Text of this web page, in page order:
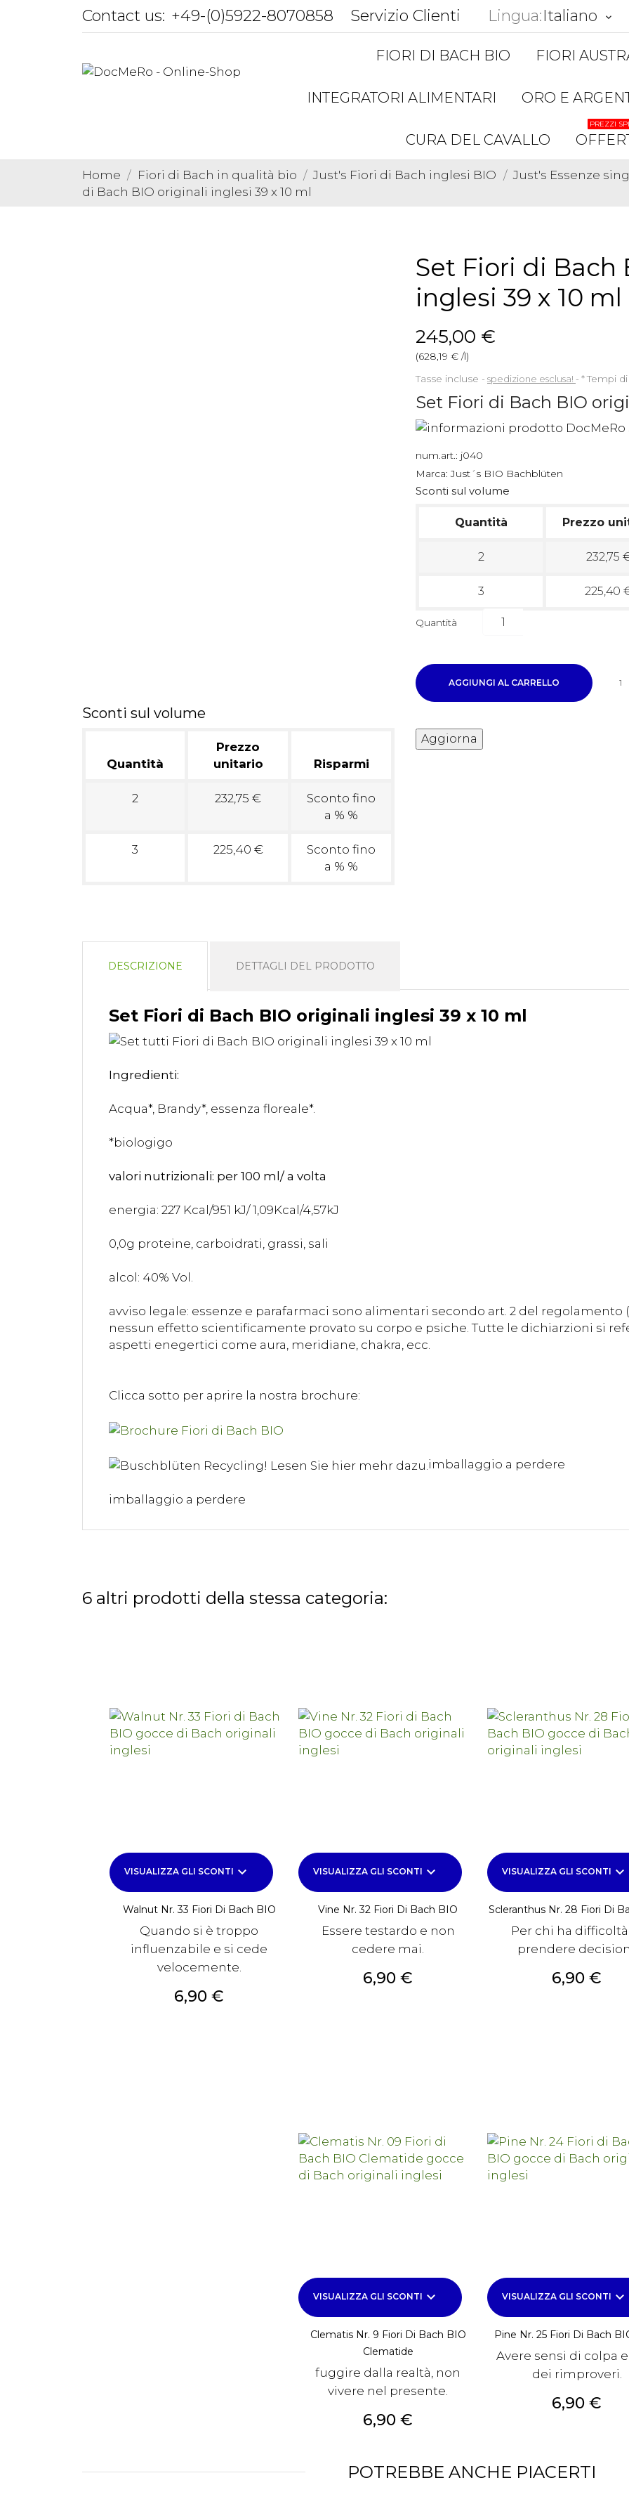
Contact us: +49-(0)5922-8070858 Servizio Clienti Lingua:Italiano keyboard_arrow_down
FIORI DI BACH BIO FIORI
INTEGRATORI ALIMENTARI ORO E
CURA DEL CAVALLO
PREZZI
Home Fiori di Bach in qualità bio Just's Fiori di Bach inglesi BIO Just's Essenze
di Bach BIO originali inglesi 39 x 10 ml
Sconti sul volume
Quantità
Prezzo
unitario
Risparmi
2 232,75 €
Sconto fino
a % %
3 225,40 €
Sconto fino
a % %
Set Fiori di Bach
inglesi 39 x 10 ml
245,00 €
(628,19 € /l)
Tasse incluse
spedizione esclusa! *Tempi
Set Fiori di Bach BIO
num.art.: j040
Marca: Just´s BIO Bachblüten
Sconti sul volume
Quantità Prezzo
2 232,75
3 225,40
Quantità
AGGIUNGI AL CARRELLO 1
DESCRIZIONE DETTAGLI DEL PRODOTTO
Set Fiori di Bach BIO originali inglesi 39 x 10 ml
Ingredienti:
Acqua*, Brandy*, essenza floreale*.
*biologigo
valori nutrizionali: per 100 ml/ a volta
energia: 227 Kcal/951 kJ/ 1,09Kcal/4,57kJ
0,0g proteine, carboidrati, grassi, sali
alcol: 40% Vol.
avviso legale: essenze e parafarmaci sono alimentari secondo art. 2 del regolamento
nessun effetto scientificamente provato su corpo e psiche. Tutte le dichiarzioni si
aspetti enegertici come aura, meridiane, chakra, ecc.
Clicca sotto per aprire la nostra brochure:
imballaggio a perdere
imballaggio a perdere
6 altri prodotti della stessa categoria:
VISUALIZZA GLI SCONTI keyboard_arrow_down
Walnut Nr. 33 Fiori Di Bach BIO
Quando si è troppo
influenzabile e si cede
velocemente.
Prezzo
6,90 €
VISUALIZZA GLI SCONTI keyboard_arrow_down
Vine Nr. 32 Fiori Di Bach BIO
Essere testardo e non
cedere mai.
Prezzo
6,90 €
VISUALIZZA GLI SCONTI keyboard_arrow_down
Scleranthus Nr. 28 Fiori Di
Per chi ha
prendere
Prezzo
6,90 €
VISUALIZZA GLI SCONTI keyboard_arrow_down
Clematis Nr. 9 Fiori Di Bach BIO
Clematide
fuggire dalla realtà, non
vivere nel presente.
Prezzo
6,90 €
VISUALIZZA GLI SCONTI keyboard_arrow_down
Pine Nr. 25 Fiori Di Bach
Avere sensi di colpa
dei rimproveri.
Prezzo
6,90 €
POTREBBE ANCHE PIACERTI